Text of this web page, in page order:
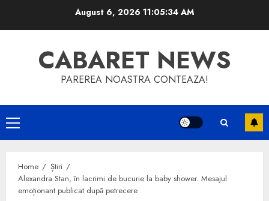
August 6, 2026 11:05:34 AM
CABARET NEWS
PAREREA NOASTRA CONTEAZA!
Primary
Menu
Home
Știri
Alexandra Stan, în lacrimi de bucurie la baby shower. Mesajul
emoționant publicat după petrecere